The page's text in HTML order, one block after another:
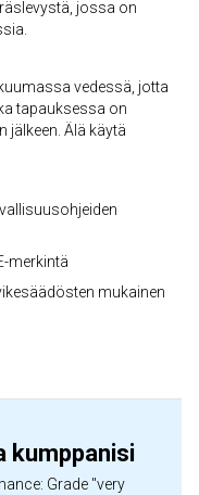
jossa on
vedessä, jotta
tapauksessa on
jälkeen. Älä käytä
merkintä
mukainen
kumppanisi
Grade "very